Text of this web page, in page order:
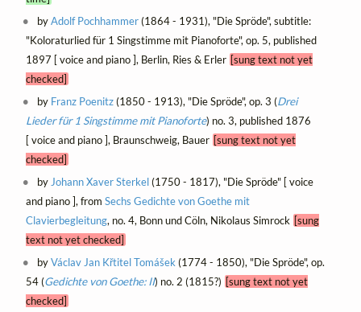
byAdolf Pochhammer(1864 - 1931), "Die Spröde", subtitle:
"Koloraturlied für 1 Singstimme mit Pianoforte", op. 5, published
1897 [ voice and piano ], Berlin, Ries & Erler [sung text not yet
checked]
by Franz Poenitz(1850 - 1913), "Die Spröde", op. 3 (Drei
Lieder für 1 Singstimme mit Pianoforte) no. 3, published 1876
[ voice and piano ], Braunschweig, Bauer [sung text not yet
checked]
by Johann Xaver Sterkel(1750 - 1817), "Die Spröde" [ voice
and piano ], from Sechs Gedichte von Goethe mit
Clavierbegleitung, no. 4, Bonn und Cöln, Nikolaus Simrock [sung
text not yet checked]
byVáclav Jan Křtitel Tomášek (1774 - 1850), "Die Spröde", op.
54 (Gedichte von Goethe: II) no. 2 (1815?) [sung text not yet
checked]